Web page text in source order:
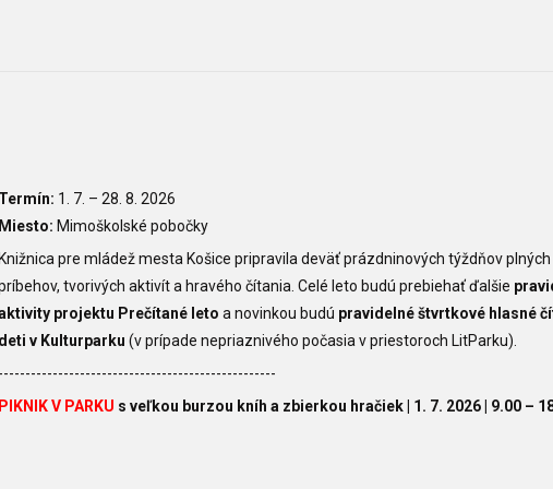
Termín: 1. 7. – 28. 8. 2026
Miesto: Mimoškolské pobočky
Knižnica pre mládež mesta Košice pripravila deväť prázdninových týždňov
tvorivých aktivít a hravého čítania. Celé leto budú prebiehať ďalšie
projektu Prečítané leto a novinkou budú pravidelné štvrtkové hlasné
deti v Kulturparku (v prípade nepriaznivého počasia v priestoroch LitParku).
---------------------------------------------------
PIKNIK V PARKU s veľkou burzou kníh a zbierkou hračiek | 1. 7. 2026 | 9.00 –